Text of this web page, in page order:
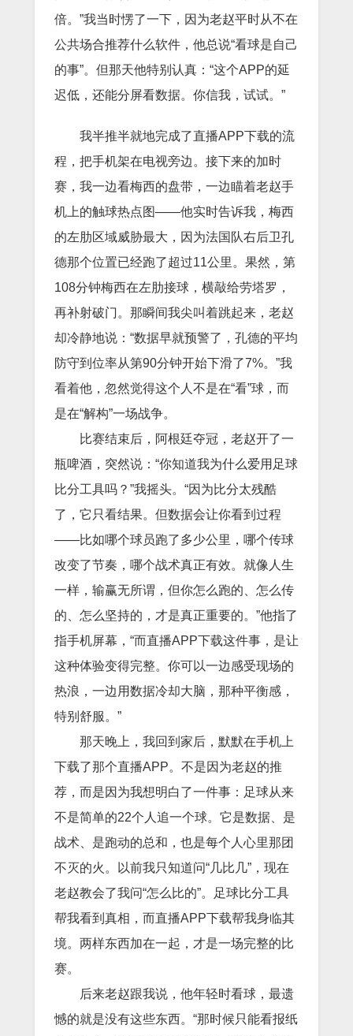
倍。”我当时愣了一下，因为老赵平时从不在
公共场合推荐什么软件，他总说“看球是自己
的事”。但那天他特别认真：“这个APP的延
迟低，还能分屏看数据。你信我，试试。”
我半推半就地完成了直播APP下载的流
程，把手机架在电视旁边。接下来的加时
赛，我一边看梅西的盘带，一边瞄着老赵手
机上的触球热点图——他实时告诉我，梅西
的左肋区域威胁最大，因为法国队右后卫孔
德那个位置已经跑了超过11公里。果然，第
108分钟梅西在左肋接球，横敲给劳塔罗，
再补射破门。那瞬间我尖叫着跳起来，老赵
却冷静地说：“数据早就预警了，孔德的平均
防守到位率从第90分钟开始下滑了7%。”我
看着他，忽然觉得这个人不是在“看”球，而
是在“解构”一场战争。
比赛结束后，阿根廷夺冠，老赵开了一
瓶啤酒，突然说：“你知道我为什么爱用足球
比分工具吗？”我摇头。“因为比分太残酷
了，它只看结果。但数据会让你看到过程
——比如哪个球员跑了多少公里，哪个传球
改变了节奏，哪个战术真正有效。就像人生
一样，输赢无所谓，但你怎么跑的、怎么传
的、怎么坚持的，才是真正重要的。”他指了
指手机屏幕，“而直播APP下载这件事，是让
这种体验变得完整。你可以一边感受现场的
热浪，一边用数据冷却大脑，那种平衡感，
特别舒服。”
那天晚上，我回到家后，默默在手机上
下载了那个直播APP。不是因为老赵的推
荐，而是因为我想明白了一件事：足球从来
不是简单的22个人追一个球。它是数据、是
战术、是跑动的总和，也是每个人心里那团
不灭的火。以前我只知道问“几比几”，现在
老赵教会了我问“怎么比的”。足球比分工具
帮我看到真相，而直播APP下载帮我身临其
境。两样东西加在一起，才是一场完整的比
赛。
后来老赵跟我说，他年轻时看球，最遗
憾的就是没有这些东西。“那时候只能看报纸